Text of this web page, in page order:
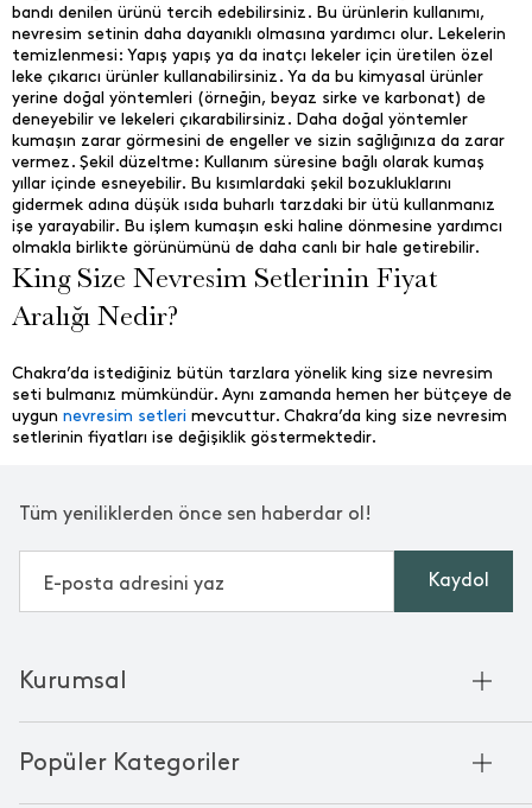
bandı denilen ürünü tercih edebilirsiniz. Bu ürünlerin kullanımı,
nevresim setinin daha dayanıklı olmasına yardımcı olur. Lekelerin
temizlenmesi: Yapış yapış ya da inatçı lekeler için üretilen özel
leke çıkarıcı ürünler kullanabilirsiniz. Ya da bu kimyasal ürünler
yerine doğal yöntemleri (örneğin, beyaz sirke ve karbonat) de
deneyebilir ve lekeleri çıkarabilirsiniz. Daha doğal yöntemler
kumaşın zarar görmesini de engeller ve sizin sağlığınıza da zarar
vermez. Şekil düzeltme: Kullanım süresine bağlı olarak kumaş
yıllar içinde esneyebilir. Bu kısımlardaki şekil bozukluklarını
gidermek adına düşük ısıda buharlı tarzdaki bir ütü kullanmanız
işe yarayabilir. Bu işlem kumaşın eski haline dönmesine yardımcı
olmakla birlikte görünümünü de daha canlı bir hale getirebilir.
King Size Nevresim Setlerinin Fiyat
Aralığı Nedir?
Chakra’da istediğiniz bütün tarzlara yönelik king size nevresim
seti bulmanız mümkündür. Aynı zamanda hemen her bütçeye de
uygun nevresim setleri mevcuttur. Chakra’da king size nevresim
setlerinin fiyatları ise değişiklik göstermektedir.
Tüm yeniliklerden önce sen haberdar ol!
Kaydol
Popüler Kategoriler
Kurumsal
Kurumsal Satış